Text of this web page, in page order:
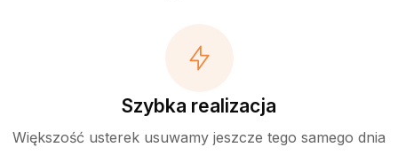
Szybka realizacja
Większość usterek usuwamy jeszcze tego samego dnia